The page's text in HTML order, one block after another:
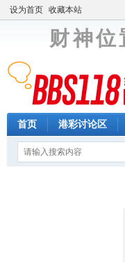
设为首页 收藏本站
财 神 位
首页 港彩讨论区